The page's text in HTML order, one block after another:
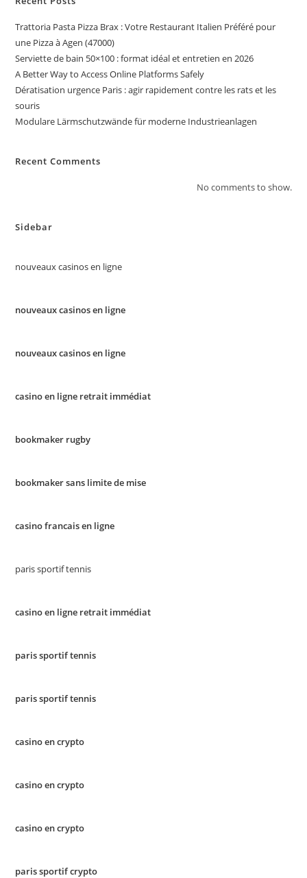
Trattoria Pasta Pizza Brax : Votre Restaurant Italien Préféré pour
une Pizza à Agen (47000)
Serviette de bain 50×100 : format idéal et entretien en 2026
A Better Way to Access Online Platforms Safely
Dératisation urgence Paris : agir rapidement contre les rats et les
souris
Modulare Lärmschutzwände für moderne Industrieanlagen
Recent Comments
No comments to show.
Sidebar
nouveaux casinos en ligne
nouveaux casinos en ligne
nouveaux casinos en ligne
casino en ligne retrait immédiat
bookmaker rugby
bookmaker sans limite de mise
casino francais en ligne
paris sportif tennis
casino en ligne retrait immédiat
paris sportif tennis
paris sportif tennis
casino en crypto
casino en crypto
casino en crypto
paris sportif crypto